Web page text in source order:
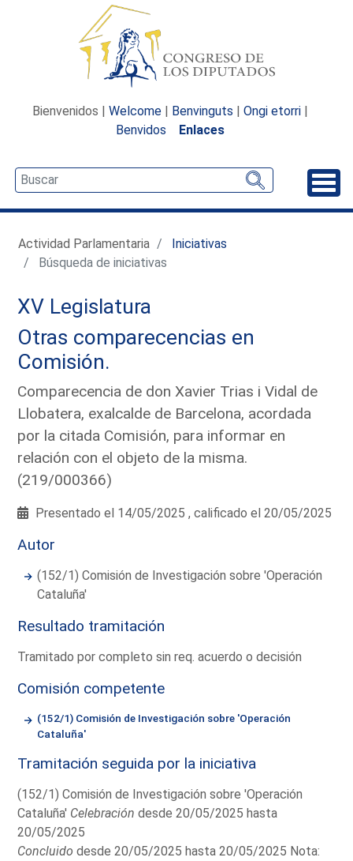
Bienvenidos | Welcome | Benvinguts | Ongi etorri |
Benvidos
Enlaces
Actividad Parlamentaria
Iniciativas
Búsqueda de iniciativas
XV Legislatura
Otras comparecencias en
Comisión.
Comparecencia de don Xavier Trias i Vidal de
Llobatera, exalcalde de Barcelona, acordada
por la citada Comisión, para informar en
relación con el objeto de la misma.
(219/000366)
Presentado el 14/05/2025 , calificado el 20/05/2025
Autor
(152/1) Comisión de Investigación sobre 'Operación
Cataluña'
Resultado tramitación
Tramitado por completo sin req. acuerdo o decisión
Comisión competente
(152/1) Comisión de Investigación sobre 'Operación
Cataluña'
Tramitación seguida por la iniciativa
(152/1) Comisión de Investigación sobre 'Operación
Cataluña' Celebración desde 20/05/2025 hasta
20/05/2025
Concluido desde 20/05/2025 hasta 20/05/2025 Nota: